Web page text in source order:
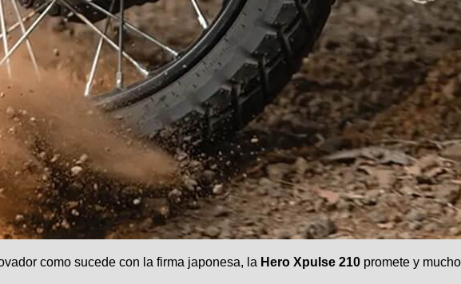
como sucede con la firma japonesa, la Hero Xpulse 210 promete y